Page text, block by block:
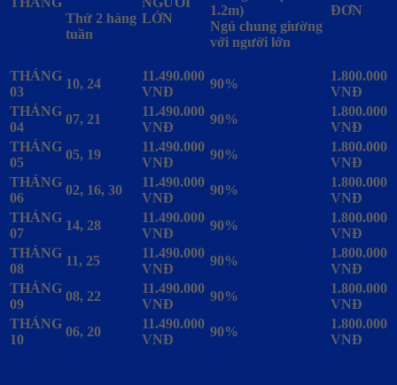
Thứ 2 hàng
tuần
LỚN
1.2m)
Ngủ chung giường
với người lớn
ĐƠN
THÁNG
03
10, 24
11.490.000
VNĐ
90%
1.800.000
VNĐ
THÁNG
04
07, 21
11.490.000
VNĐ
90%
1.800.000
VNĐ
THÁNG
05
05, 19
11.490.000
VNĐ
90%
1.800.000
VNĐ
THÁNG
06
02, 16, 30
11.490.000
VNĐ
90%
1.800.000
VNĐ
THÁNG
07
14, 28
11.490.000
VNĐ
90%
1.800.000
VNĐ
THÁNG
08
11, 25
11.490.000
VNĐ
90%
1.800.000
VNĐ
THÁNG
09
08, 22
11.490.000
VNĐ
90%
1.800.000
VNĐ
THÁNG
10
06, 20
11.490.000
VNĐ
90%
1.800.000
VNĐ